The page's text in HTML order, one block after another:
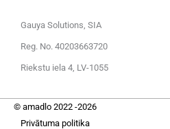
Gauya Solutions, SIA
Reg. No. 40203663720
Riekstu iela 4, LV-1055
© amadlo 2022 -2026
Privātuma politika